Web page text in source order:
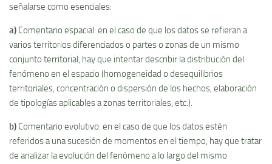
señalarse como esenciales:
a) Comentario espacial: en el caso de que los datos se refieran a
varios territorios diferenciados o partes o zonas de un mismo
conjunto territorial, hay que intentar describir la distribución del
fenómeno en el espacio (homogeneidad o desequilibrios
territoriales, concentración o dispersión de los hechos, elaboración
de tipologí­as aplicables a zonas territoriales, etc.).
b) Comentario evolutivo: en el caso de que los datos estén
referidos a una sucesión de momentos en el tiempo, hay que tratar
de analizar la evolución del fenómeno a lo largo del mismo